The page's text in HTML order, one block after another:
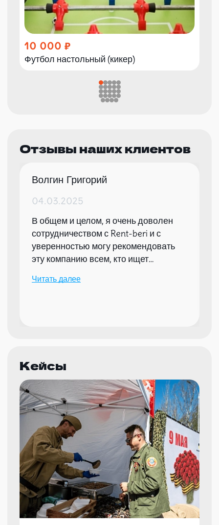
10 000
Футбол настольный (кикер)
Отзывы наших клиентов
Волгин Григорий
04.03.2025
В общем и целом, я очень доволен
сотрудничеством с Rent-beri и с
уверенностью могу рекомендовать
эту компанию всем, кто ищет
мероприятий.
Читать далее
Кейсы